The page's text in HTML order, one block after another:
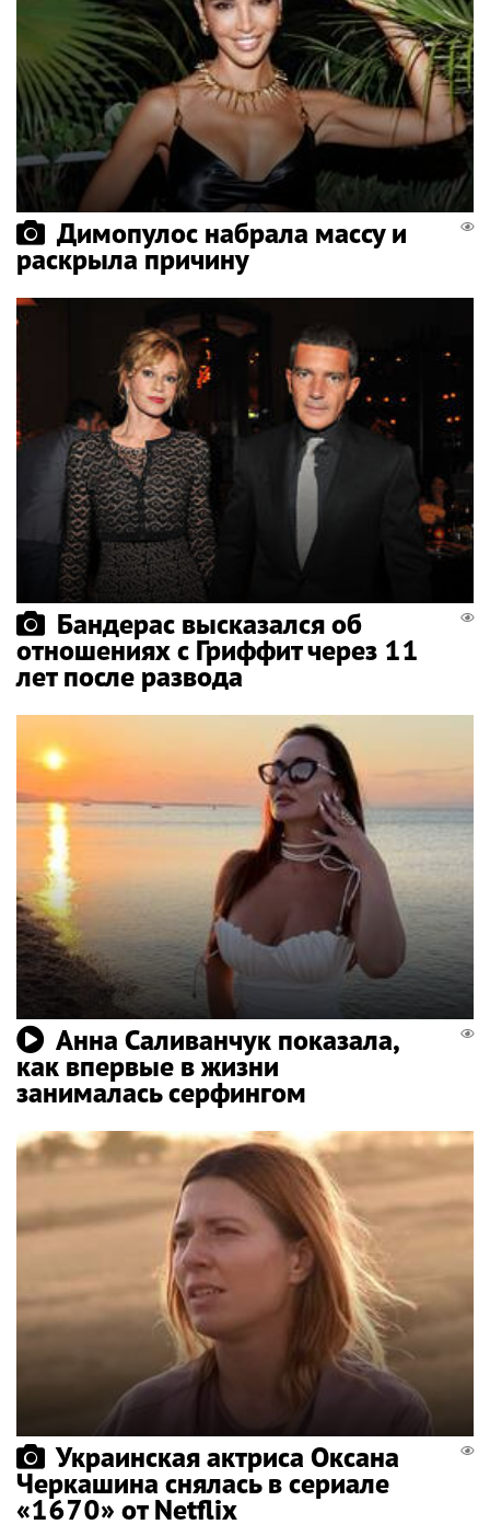
Димопулос набрала массу и
раскрыла причину
Бандерас высказался об
отношениях с Гриффит через 11
лет после развода
Анна Саливанчук показала,
как впервые в жизни
занималась серфингом
Украинская актриса Оксана
Черкашина снялась в сериале
«1670» от Netflix